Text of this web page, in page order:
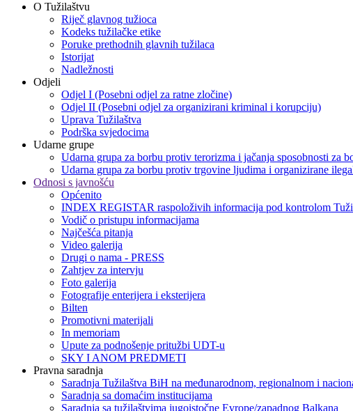
O Tužilaštvu
Riječ glavnog tužioca
Kodeks tužilačke etike
Poruke prethodnih glavnih tužilaca
Istorijat
Nadležnosti
Odjeli
Odjel I (Posebni odjel za ratne zločine)
Odjel II (Posebni odjel za organizirani kriminal i korupciju)
Uprava Tužilaštva
Podrška svjedocima
Udarne grupe
Udarna grupa za borbu protiv terorizma i jačanja sposobnosti za
Udarna grupa za borbu protiv trgovine ljudima i organizirane
Odnosi s javnošću
Općenito
INDEX REGISTAR raspoloživih informacija pod kontrolom
Vodič o pristupu informacijama
Najčešća pitanja
Video galerija
Drugi o nama - PRESS
Zahtjev za intervju
Foto galerija
Fotografije enterijera i eksterijera
Bilten
Promotivni materijali
In memoriam
Upute za podnošenje pritužbi UDT-u
SKY I ANOM PREDMETI
Pravna saradnja
Saradnja Tužilaštva BiH na međunarodnom, regionalnom i
Saradnja sa domaćim institucijama
Saradnja sa tužilaštvima jugoistočne Evrope/zapadnog Balkana